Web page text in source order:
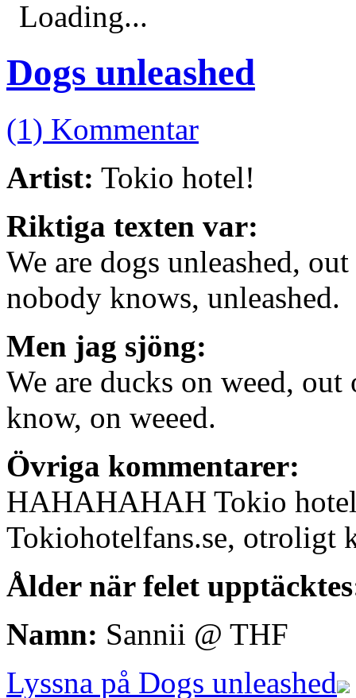
Loading...
Dogs unleashed
(1) Kommentar
Artist: Tokio hotel!
Riktiga texten var:
We are dogs unleashed,
nobody knows, unleashed.
Men jag sjöng:
We are ducks on weed,
know, on weeed.
Övriga kommentarer:
HAHAHAHAH Tokio hotel
Tokiohotelfans.se, otroligt
Ålder när felet
Namn: Sannii @ THF
Lyssna på Dogs unleashed